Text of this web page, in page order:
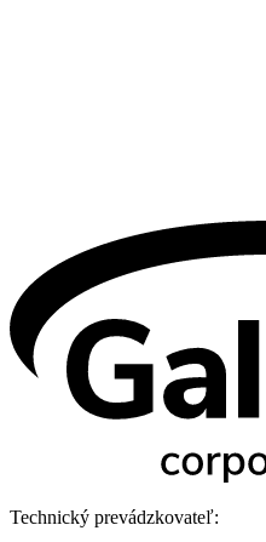
Technický prevádzkovateľ: